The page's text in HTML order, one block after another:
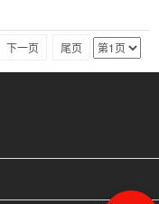
下一页 尾页